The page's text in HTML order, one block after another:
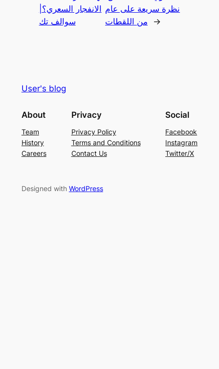
الانفجار السعري؟|
سوالف تك
نظرة سريعة على عام
من اللقطات
→
User's blog
About
Team
History
Careers
Privacy
Privacy Policy
Terms and Conditions
Contact Us
Social
Facebook
Instagram
Twitter/X
Designed with WordPress